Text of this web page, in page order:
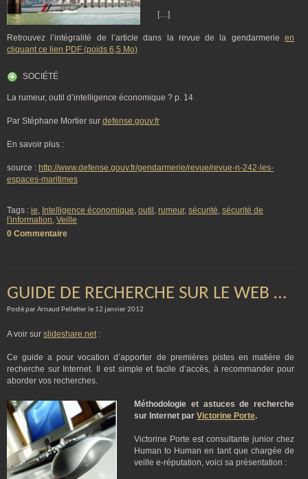
[…]
Retrouvez l’intégralité de l’article dans la revue de la gendarmerie en
cliquant ce lien PDF (poids 6,5 Mo)
SOCIÉTÉ
La rumeur, outil d’intelligence économique ? p. 14
Par Stéphane Mortier sur defense.gouv.fr
En savoir plus :
source : http://www.defense.gouv.fr/gendarmerie/revue/revue-n-242-les-
espaces-maritimes
Tags : ie, Intelligence économique, outil , rumeur, sécurité, sécurité de
l'information, Veille
0 Commentaire
GUIDE DE RECHERCHE SUR LE WEB …
Posté par Arnaud Pelletier le 12 janvier 2012
A voir sur slideshare.net:
Ce guide a pour vocation d’apporter de premières pistes en matière de
recherche sur Internet. Il est simple et facile d’accès, à recommander pour
aborder vos recherches.
Méthodologie et astuces de recherche
sur Internet par Victorine Porte.
Victorine Porte est consultante junior chez
Human to Human en tant que chargée de
veille e-réputation, voici sa présentation :